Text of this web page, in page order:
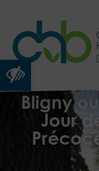
Ouvrir la barre d’outils
Le
Bligny
Jour